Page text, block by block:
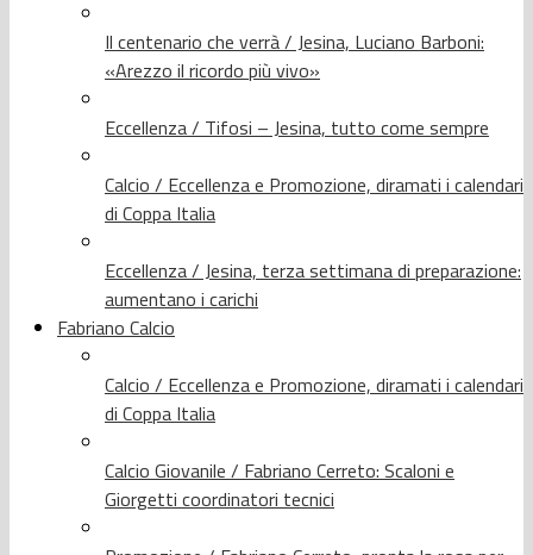
Il centenario che verrà / Jesina, Luciano Barboni:
«Arezzo il ricordo più vivo»
Eccellenza / Tifosi – Jesina, tutto come sempre
Calcio / Eccellenza e Promozione, diramati i calendari
di Coppa Italia
Eccellenza / Jesina, terza settimana di preparazione:
aumentano i carichi
Fabriano Calcio
Calcio / Eccellenza e Promozione, diramati i calendari
di Coppa Italia
Calcio Giovanile / Fabriano Cerreto: Scaloni e
Giorgetti coordinatori tecnici